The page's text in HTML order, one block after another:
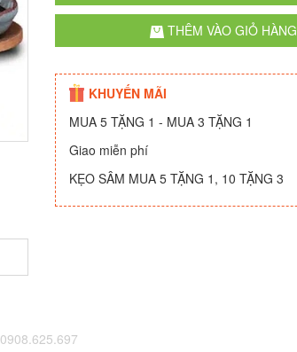
THÊM VÀO GIỎ HÀNG
KHUYẾN MÃI
MUA 5 TẶNG 1 - MUA 3 TẶNG 1
Giao miễn phí
KẸO SÂM MUA 5 TẶNG 1, 10 TẶNG 3
0908.625.697